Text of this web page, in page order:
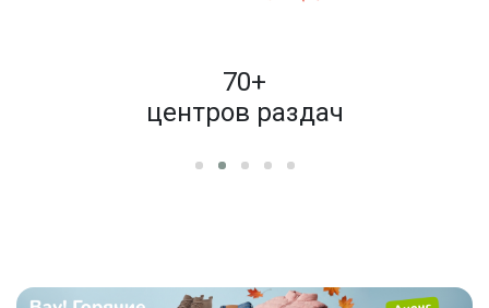
70+
центров раздач